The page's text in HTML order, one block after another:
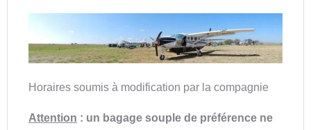
Horaires soumis à modification par la compagnie
Attention : un bagage souple de préférence ne